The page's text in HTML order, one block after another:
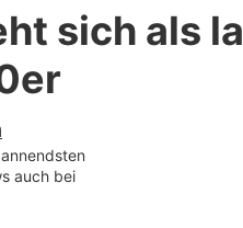
Stars
Familie & Liebe
sich als
auch bei